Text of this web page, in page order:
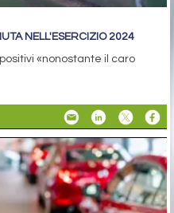
NELL'ESERCIZIO 2024
«nonostante il caro